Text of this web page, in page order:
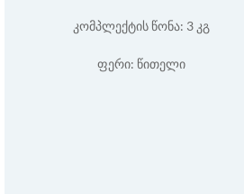
კომპლექტის წონა: 3 კგ
ფერი: წითელი